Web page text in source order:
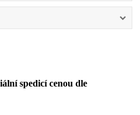
spedicí cenou dle